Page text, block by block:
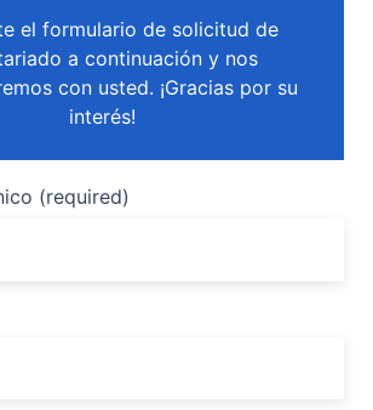
el formulario de solicitud de
a continuación y nos
con usted. ¡Gracias por su
interés!
(required)